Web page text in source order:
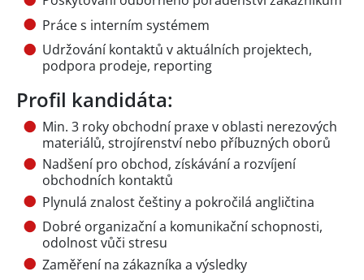
Práce s interním systémem
Udržování kontaktů v aktuálních projektech,
podpora prodeje, reporting
Profil kandidáta:
Min. 3 roky obchodní praxe v oblasti nerezových
materiálů, strojírenství nebo příbuzných oborů
Nadšení pro obchod, získávání a rozvíjení
obchodních kontaktů
Plynulá znalost češtiny a pokročilá angličtina
Dobré organizační a komunikační schopnosti,
odolnost vůči stresu
Zaměření na zákazníka a výsledky